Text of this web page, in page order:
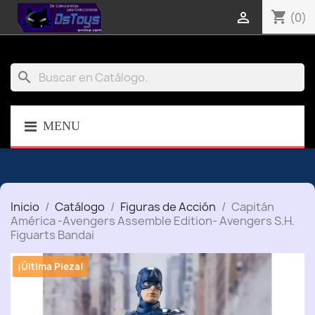
shopping_cart (0)

search
MENU
Inicio Catálogo Figuras de Acción
Capitán
América -Avengers Assemble Edition- Avengers S.H.
Figuarts Bandai
¡Última Pieza!